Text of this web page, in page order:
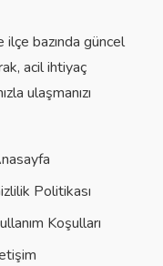
bazında güncel
acil ihtiyaç
ulaşmanızı
Politikası
Koşulları